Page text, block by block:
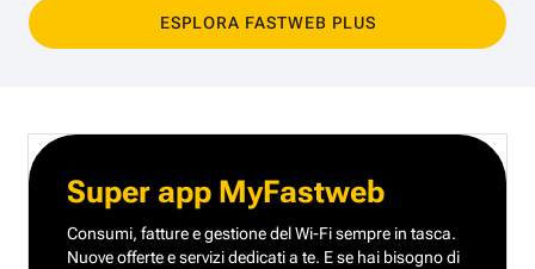
ESPLORA FASTWEB PLUS
Super app MyFastweb
Consumi, fatture e gestione del Wi-Fi sempre in tasca.
Nuove offerte e servizi dedicati a te. E se hai bisogno di